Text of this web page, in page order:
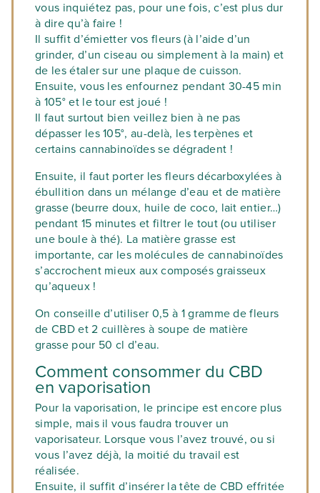
vous inquiétez pas, pour une fois, c’est plus dur
à dire qu’à faire !
Il suffit d’émietter vos fleurs (à l’aide d’un
grinder, d’un ciseau ou simplement à la main) et
de les étaler sur une plaque de cuisson.
Ensuite, vous les enfournez pendant 30-45 min
à 105° et le tour est joué !
Il faut surtout bien veillez bien à ne pas
dépasser les 105°, au-delà, les terpènes et
certains cannabinoïdes se dégradent !
Ensuite, il faut porter les fleurs décarboxylées à
ébullition dans un mélange d’eau et de matière
grasse (beurre doux, huile de coco, lait entier…)
pendant 15 minutes et filtrer le tout (ou utiliser
une boule à thé). La matière grasse est
importante, car les molécules de cannabinoïdes
s’accrochent mieux aux composés graisseux
qu’aqueux !
On conseille d’utiliser 0,5 à 1 gramme de fleurs
de CBD et 2 cuillères à soupe de matière
grasse pour 50 cl d’eau.
Comment consommer du CBD
en vaporisation
Pour la vaporisation, le principe est encore plus
simple, mais il vous faudra trouver un
vaporisateur. Lorsque vous l’avez trouvé, ou si
vous l’avez déjà, la moitié du travail est
réalisée.
Ensuite, il suffit d’insérer la tête de CBD effritée